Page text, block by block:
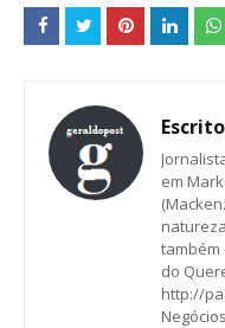
em
também
do
http://